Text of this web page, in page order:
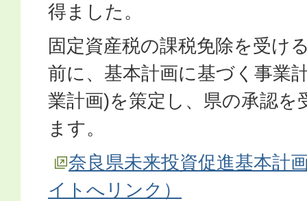
得ました。
固定資産税の課税免除を受け
前に、基本計画に基づく事業
業計画)を策定し、県の承認を
ます。
奈良県未来投資促進基本計
イトへリンク）